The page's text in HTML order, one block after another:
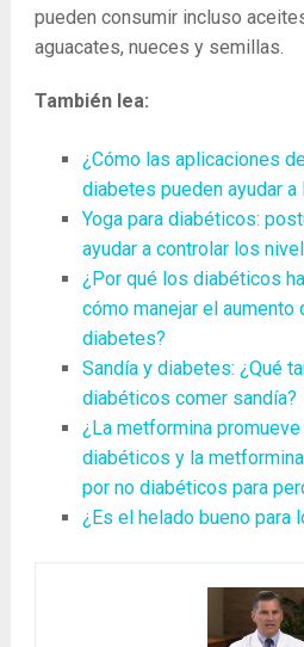
pueden consumir incluso
aguacates, nueces y semillas.
También lea:
¿Cómo las aplicaciones
diabetes pueden ayudar
Yoga para diabéticos:
ayudar a controlar los
¿Por qué los diabéticos
cómo manejar el aumento
diabetes?
Sandía y diabetes: ¿Qué
diabéticos comer sandía?
¿La metformina
diabéticos y la
por no diabéticos para
¿Es el helado bueno para